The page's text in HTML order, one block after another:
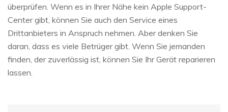
überprüfen. Wenn es in Ihrer Nähe kein Apple Support-
Center gibt, können Sie auch den Service eines
Drittanbieters in Anspruch nehmen. Aber denken Sie
daran, dass es viele Betrüger gibt. Wenn Sie jemanden
finden, der zuverlässig ist, können Sie Ihr Gerät reparieren
lassen.